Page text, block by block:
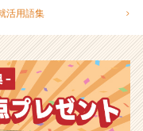
活用語集